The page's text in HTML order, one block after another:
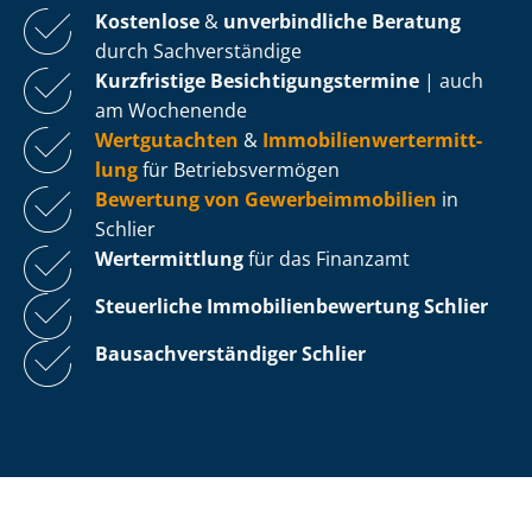
Kostenlose & unverbindliche Beratung
durch Sachverständige
Kurzfristige Be­sich­ti­gungs­ter­mi­ne | auch
am Wochenende
Wertgutachten & Im­mo­bi­li­en­wert­ermitt­
lungfür Be­triebs­ver­mö­gen
Bewertung von Ge­wer­be­im­mo­bi­li­en in
Schlier
Wertermittlungfür das Finanzamt
Steuerliche Im­mo­bi­li­en­be­wer­tungSchlier
Bau­sach­ver­stän­di­ger Schlier